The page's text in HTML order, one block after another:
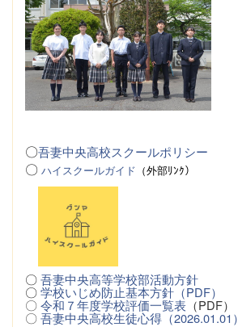
〇吾妻中央高校スクールポリシー
〇 ハイスクールガイド （外部ﾘﾝｸ）
〇吾妻中央高等学校部活動方針
〇学校いじめ防止基本方針（PDF）
〇令和７年度学校評価一覧表 （PDF）
〇吾妻中央高校生徒心得（2026.01.01）